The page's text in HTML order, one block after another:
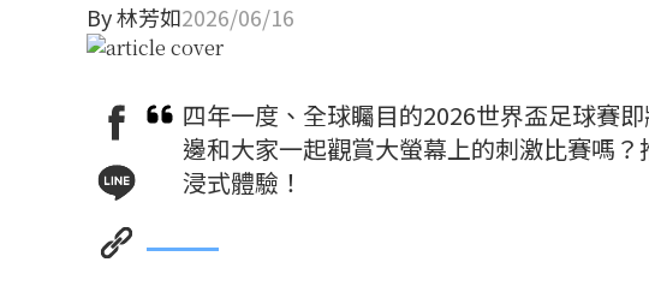
By林芳如2026/06/16
四年一度、全球矚目的2026世界盃足球賽
邊和大家一起觀賞大螢幕上的刺激比賽嗎
浸式體驗！